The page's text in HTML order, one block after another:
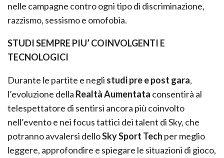
nelle campagne contro ogni tipo di discriminazione,
razzismo, sessismo e omofobia.
STUDI SEMPRE PIU’ COINVOLGENTI E
TECNOLOGICI
Durante le partite e negli studi pre e post gara,
l’evoluzione della Realtà Aumentata consentirà al
telespettatore di sentirsi ancora più coinvolto
nell’evento e nei focus tattici dei talent di Sky, che
potranno avvalersi delloSky Sport Tech per meglio
leggere, approfondire e spiegare le situazioni di gioco,